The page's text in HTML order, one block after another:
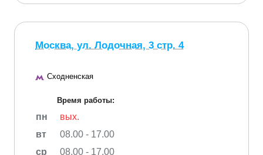
Москва, ул. Лодочная, 3 стр. 4
Сходненская
Время работы:
пн
вых.
вт
08.00 - 17.00
ср
08.00 - 17.00